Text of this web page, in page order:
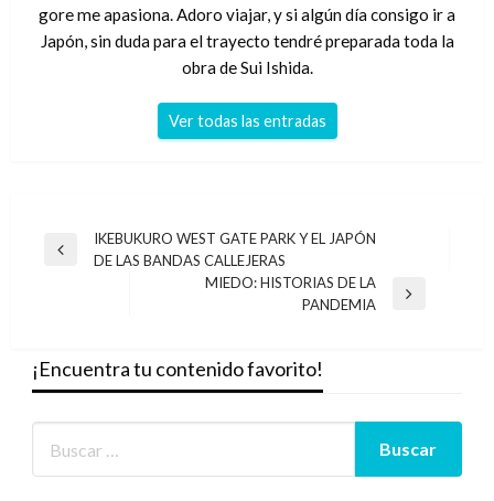
gore me apasiona. Adoro viajar, y si algún día consigo ir a
Japón, sin duda para el trayecto tendré preparada toda la
obra de Sui Ishida.
Ver todas las entradas
Navegación
Entrada
IKEBUKURO WEST GATE PARK Y EL JAPÓN
DE LAS BANDAS CALLEJERAS
MIEDO: HISTORIAS DE LA
PANDEMIA
¡Encuentra tu contenido favorito!